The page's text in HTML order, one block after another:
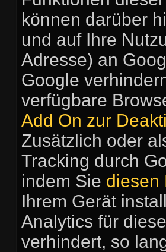
können darüber
und auf Ihre
Adresse) an
Google
verfügbare
Add On zur
Zusätzlich oder
Tracking durch
indem Sie diesen
Ihrem Gerät
Analytics für
verhindert, so